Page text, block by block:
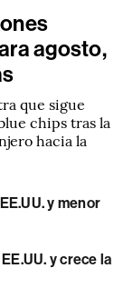
agosto,
que sigue
chips tras la
hacia la
y menor
y crece la